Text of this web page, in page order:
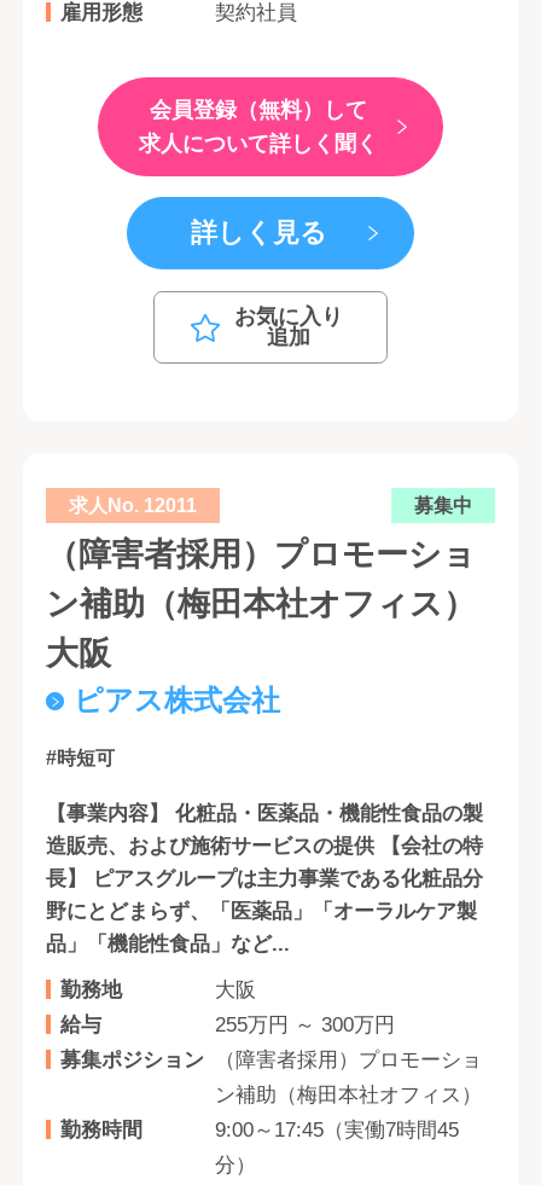
雇用形態
契約社員
会員登録（無料）して
求人について詳しく聞く
詳しく見る
お気に入り
追加
求人No. 12011 募集中
（障害者採用）プロモーショ
ン補助（梅田本社オフィス）
大阪
ピアス株式会社
#時短可
【事業内容】 化粧品・医薬品・機能性食品の製
造販売、および施術サービスの提供 【会社の特
長】 ピアスグループは主力事業である化粧品分
野にとどまらず、「医薬品」「オーラルケア製
品」「機能性食品」など...
勤務地
大阪
給与
255万円 ～ 300万円
募集ポジション
（障害者採用）プロモーショ
ン補助（梅田本社オフィス）
勤務時間
9:00～17:45（実働7時間45
分）